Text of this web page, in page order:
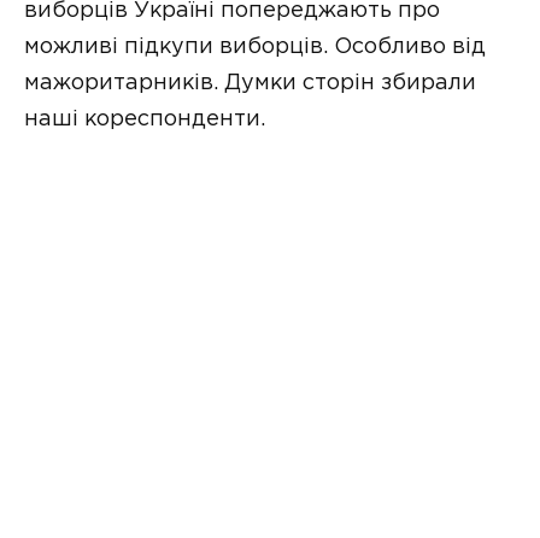
виборців Україні попереджають про
можливі підкупи виборців. Особливо від
мажоритарників. Думки сторін збирали
наші кореспонденти.